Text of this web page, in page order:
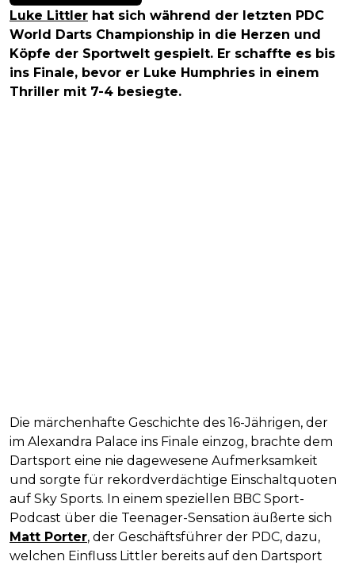
Luke Littler hat sich während der letzten PDC
World Darts Championship in die Herzen und
Köpfe der Sportwelt gespielt. Er schaffte es bis
ins Finale, bevor er Luke Humphries in einem
Thriller mit 7-4 besiegte.
Die märchenhafte Geschichte des 16-Jährigen, der
im Alexandra Palace ins Finale einzog, brachte dem
Dartsport eine nie dagewesene Aufmerksamkeit
und sorgte für rekordverdächtige Einschaltquoten
auf Sky Sports. In einem speziellen BBC Sport-
Podcast über die Teenager-Sensation äußerte sich
Matt Porter, der Geschäftsführer der PDC, dazu,
welchen Einfluss Littler bereits auf den Dartsport